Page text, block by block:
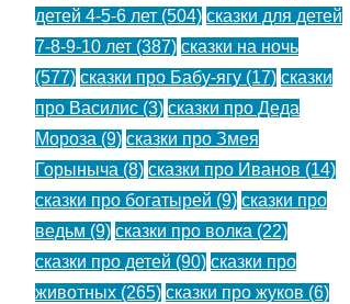
детей 4-5-6 лет (504) сказки для детей
7-8-9-10 лет (387) сказки на ночь
(577) сказки про Бабу-ягу (17) сказки
про Василис (3) сказки про Деда
Мороза (9) сказки про Змея
Горыныча (8) сказки про Иванов (14)
сказки про богатырей (9) сказки про
ведьм (9) сказки про волка (22)
сказки про детей (90) сказки про
животных (265) сказки про жуков (6)